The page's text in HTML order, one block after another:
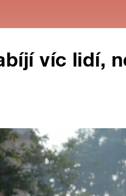
víc lidí,